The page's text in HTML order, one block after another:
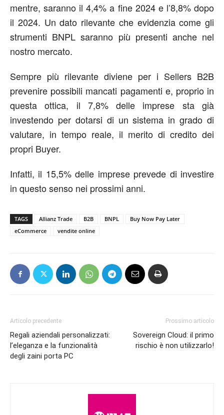
mentre, saranno il 4,4% a fine 2024 e l’8,8% dopo
il 2024. Un dato rilevante che evidenzia come gli
strumenti BNPL saranno più presenti anche nel
nostro mercato.
Sempre più rilevante diviene per i Sellers B2B
prevenire possibili mancati pagamenti e, proprio in
questa ottica, il 7,8% delle imprese sta già
investendo per dotarsi di un sistema in grado di
valutare, in tempo reale, il merito di credito dei
propri Buyer.
Infatti, il 15,5% delle imprese prevede di investire
in questo senso nei prossimi anni.
TAGS Allianz Trade B2B BNPL
Buy Now Pay Later
eCommerce
vendite online
Articolo precedente
Regali aziendali personalizzati:
l’eleganza e la funzionalità
degli zaini porta PC
Prossimo articolo
Sovereign Cloud: il primo
rischio è non utilizzarlo!